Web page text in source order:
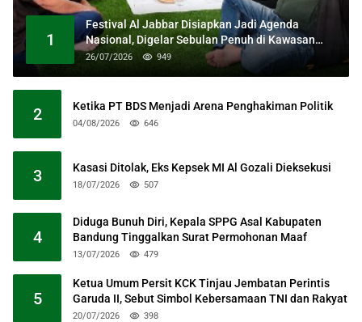
1
Festival Al Jabbar Disiapkan Jadi Agenda
Nasional, Digelar Sebulan Penuh di Kawasan
Masjid Raya Al Jabbar
26/07/2026 949
2 Ketika PT BDS Menjadi Arena Penghakiman Politik
04/08/2026 646
3 Kasasi Ditolak, Eks Kepsek MI Al Gozali Dieksekusi
18/07/2026 507
4
Diduga Bunuh Diri, Kepala SPPG Asal Kabupaten
Bandung Tinggalkan Surat Permohonan Maaf
13/07/2026 479
5
Ketua Umum Persit KCK Tinjau Jembatan Perintis
Garuda II, Sebut Simbol Kebersamaan TNI dan Rakyat
20/07/2026 398